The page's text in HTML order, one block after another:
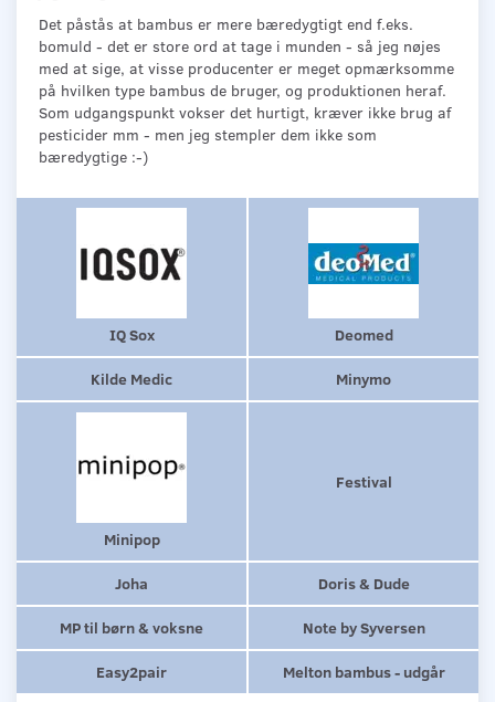
Det påstås at bambus er mere bæredygtigt end f.eks.
bomuld - det er store ord at tage i munden - så jeg nøjes
med at sige, at visse producenter er meget opmærksomme
på hvilken type bambus de bruger, og produktionen heraf.
Som udgangspunkt vokser det hurtigt, kræver ikke brug af
pesticider mm - men jeg stempler dem ikke som
bæredygtige :-)
IQ Sox Deomed
Kilde Medic Minymo
Minipop
Festival
Joha Doris & Dude
MP til børn & voksne Note by Syversen
Easy2pair Melton bambus - udgår